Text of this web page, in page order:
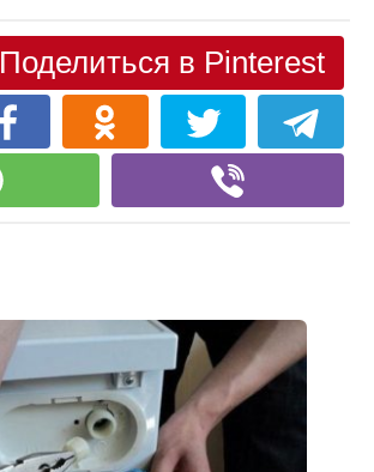
Поделиться в Pinterest